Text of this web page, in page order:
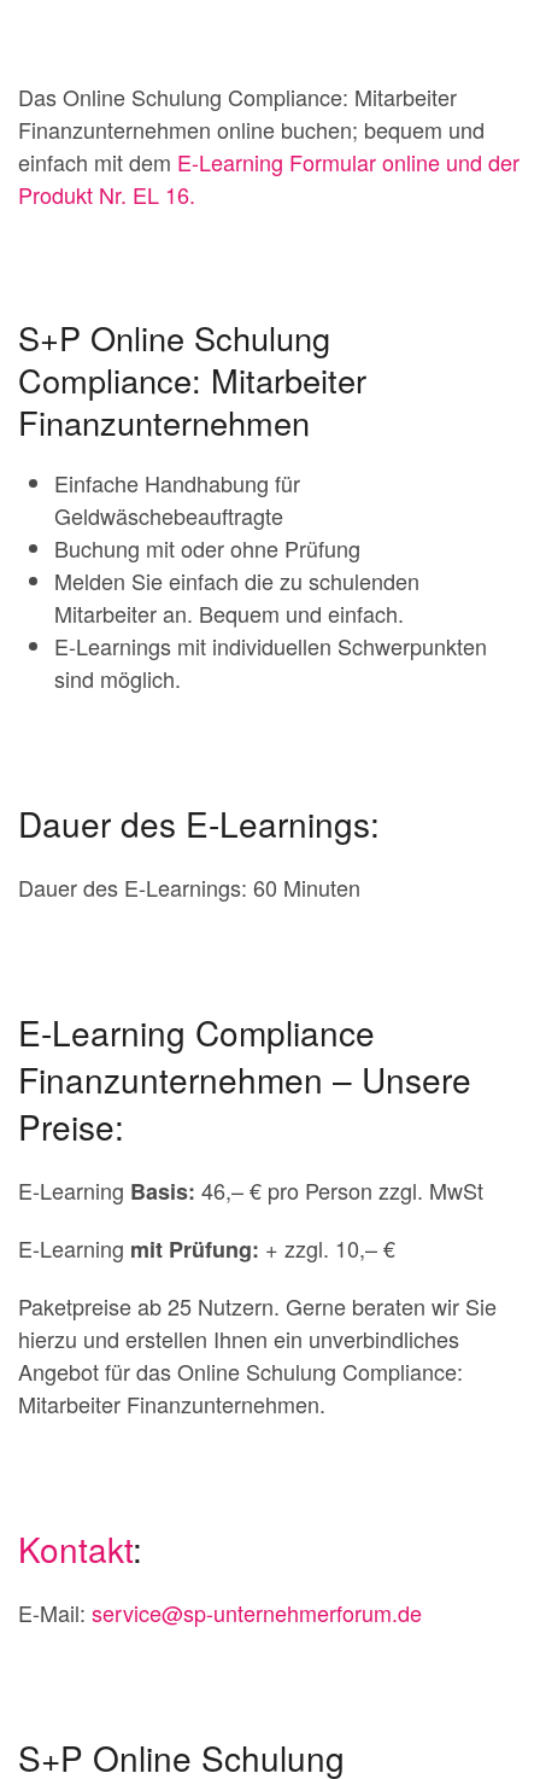
Das Online Schulung Compliance: Mitarbeiter
Finanzunternehmen online buchen; bequem und
einfach mit dem E-Learning Formular online und der
Produkt Nr. EL 16.
S+P Online Schulung
Compliance: Mitarbeiter
Finanzunternehmen
Einfache Handhabung für
Geldwäschebeauftragte
Buchung mit oder ohne Prüfung
Melden Sie einfach die zu schulenden
Mitarbeiter an. Bequem und einfach.
E-Learnings mit individuellen Schwerpunkten
sind möglich.
Dauer des E-Learnings:
Dauer des E-Learnings: 60 Minuten
E-Learning Compliance
Finanzunternehmen – Unsere
Preise:
E-Learning Basis: 46,– € pro Person zzgl. MwSt
E-Learning mit Prüfung: + zzgl. 10,– €
Paketpreise ab 25 Nutzern. Gerne beraten wir Sie
hierzu und erstellen Ihnen ein unverbindliches
Angebot für das Online Schulung Compliance:
Mitarbeiter Finanzunternehmen.
Kontakt:
E-Mail: service@sp-unternehmerforum.de
S+P Online Schulung